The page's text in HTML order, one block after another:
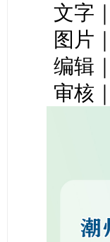
文字
图片
编辑
审核